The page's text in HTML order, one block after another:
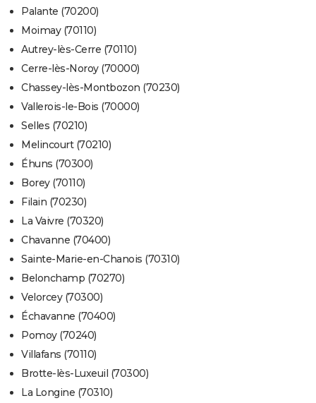
Palante (70200)
Moimay (70110)
Autrey-lès-Cerre (70110)
Cerre-lès-Noroy (70000)
Chassey-lès-Montbozon (70230)
Vallerois-le-Bois (70000)
Selles (70210)
Melincourt (70210)
Éhuns (70300)
Borey (70110)
Filain (70230)
La Vaivre (70320)
Chavanne (70400)
Sainte-Marie-en-Chanois (70310)
Belonchamp (70270)
Velorcey (70300)
Échavanne (70400)
Pomoy (70240)
Villafans (70110)
Brotte-lès-Luxeuil (70300)
La Longine (70310)